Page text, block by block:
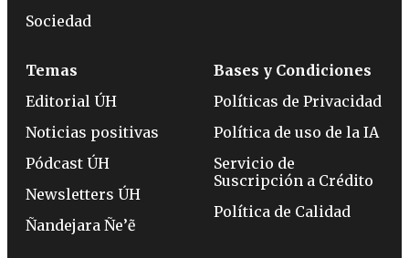
Sociedad
Temas
Editorial ÚH
Noticias positivas
Pódcast ÚH
Newsletters ÚH
Ñandejara Ñe’ẽ
Bases y Condiciones
Políticas de Privacidad
Política de uso de la IA
Servicio de
Suscripción a Crédito
Política de Calidad